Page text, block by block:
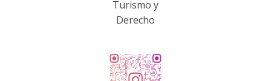
Turismo y
Derecho